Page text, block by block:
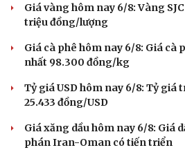
Giá vàng hôm nay 6/8: Vàng
triệu đồng/lượng
Giá cà phê hôm nay 6/8: Giá cà
nhất 98.300 đồng/kg
Tỷ giá USD hôm nay 6/8: Tỷ
25.433 đồng/USD
Giá xăng dầu hôm nay 6/8: Giá
phán Iran-Oman có tiến triển